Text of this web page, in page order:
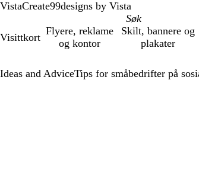
VistaCreate99designs by Vista
Visittkort
Flyere, reklame
og kontor
Skilt, bannere og
plakater
Ideas and AdviceTips for småbedrifter på